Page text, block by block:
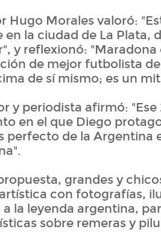
Hugo Morales valoró:
la ciudad de La Plata,
y reflexionó: "Maradona
de mejor futbolista
de sí mismo; es un
y periodista afirmó: "Ese
en el que Diego
perfecto de la Argentina
grandes y
con fotografías,
la leyenda argentina,
sobre remeras y